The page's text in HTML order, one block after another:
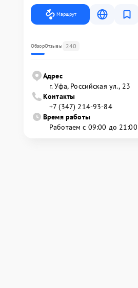
Маршрут
ОбзорОтзывы 240
Адрес
г. Уфа, Российская ул., 23
Контакты
+7 (347) 214-93-84
Время работы
Работаем с 09:00 до 21:00